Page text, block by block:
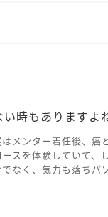
時もありますよ
メンター着任後、癌
スを体験していて、
なく、気力も落ち